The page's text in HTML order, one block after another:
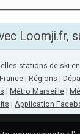
Loomji.fr,
stations de ski
| Régions |
| Métro Marseille |
| Application